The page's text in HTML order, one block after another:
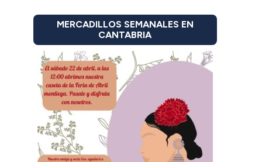
MERCADILLOS SEMANALES EN
CANTABRIA